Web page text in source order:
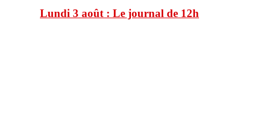
Lundi 3 août : Le journal de 12h